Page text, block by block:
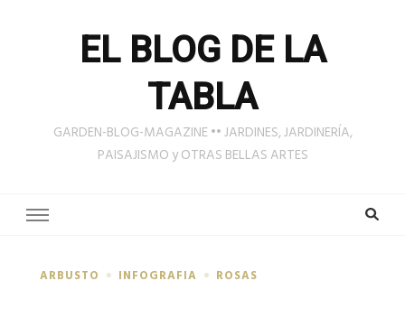
EL BLOG DE LA
TABLA
GARDEN-BLOG-MAGAZINE •• JARDINES, JARDINERÍA,
PAISAJISMO y OTRAS BELLAS ARTES
ARBUSTO INFOGRAFIA ROSAS